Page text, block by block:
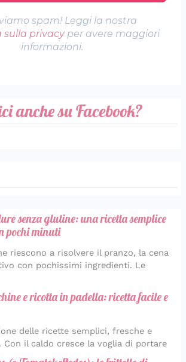
spam! Leggi la nostra
sulla privacyper avere maggiori
informazioni.
anche su Facebook?
senza glutine: una ricetta semplice
pochi minuti
riescono a risolvere il pranzo, la cena
con pochissimi ingredienti. Le
e ricotta in padella: ricetta facile e
delle ricette semplici, fresche e
Con il caldo cresce la voglia di portare